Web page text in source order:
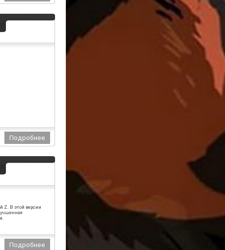
зачем у huntwill слив взял?)
Подробнее...
26.01.2019
21:44
BY
Тогда ответь на вопрос, как же мне
Z. В этой версии